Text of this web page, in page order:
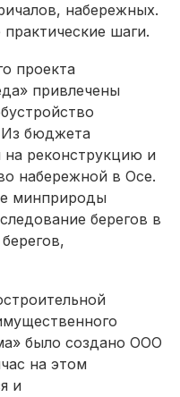
набережных.
шаги.
проекта
привлечены
бюджета
реконструкцию и
набережной в Осе.
минприроды
берегов в
было создано ООО
на этом
и